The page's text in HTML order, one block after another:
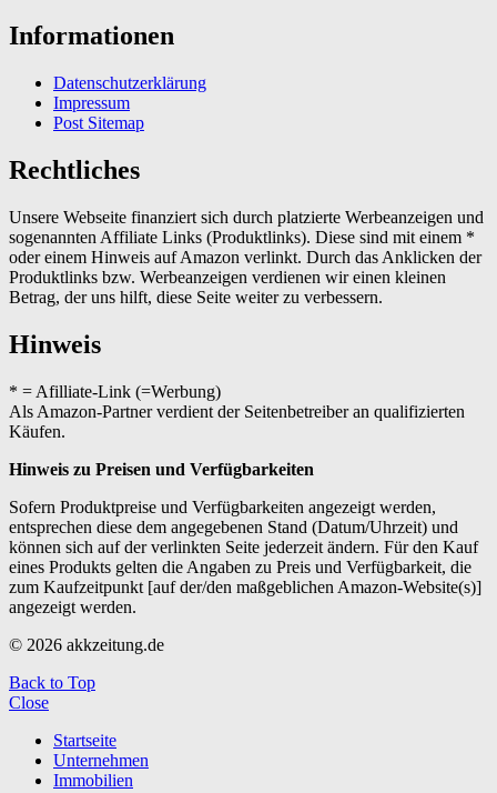
Informationen
Datenschutzerklärung
Impressum
Post Sitemap
Rechtliches
Unsere Webseite finanziert sich durch platzierte Werbeanzeigen und
sogenannten Affiliate Links (Produktlinks). Diese sind mit einem *
oder einem Hinweis auf Amazon verlinkt. Durch das Anklicken der
Produktlinks bzw. Werbeanzeigen verdienen wir einen kleinen
Betrag, der uns hilft, diese Seite weiter zu verbessern.
Hinweis
* = Afilliate-Link (=Werbung)
Als Amazon-Partner verdient der Seitenbetreiber an qualifizierten
Käufen.
Hinweis zu Preisen und Verfügbarkeiten
Sofern Produktpreise und Verfügbarkeiten angezeigt werden,
entsprechen diese dem angegebenen Stand (Datum/Uhrzeit) und
können sich auf der verlinkten Seite jederzeit ändern. Für den Kauf
eines Produkts gelten die Angaben zu Preis und Verfügbarkeit, die
zum Kaufzeitpunkt [auf der/den maßgeblichen Amazon-Website(s)]
angezeigt werden.
© 2026 akkzeitung.de
Back to Top
Close
Startseite
Unternehmen
Immobilien